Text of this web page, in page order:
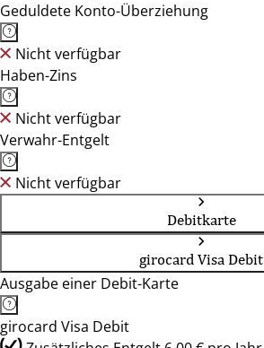
Geduldete Konto-Überziehung
Nicht verfügbar
Haben-Zins
Nicht verfügbar
Verwahr-Entgelt
Nicht verfügbar
Debitkarte
girocard Visa Debit
Ausgabe einer Debit-Karte
girocard Visa Debit